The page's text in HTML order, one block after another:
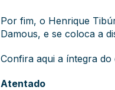
Por fim, o Henrique
Damous, e se coloca a
Confira aqui a íntegra do
Atentado